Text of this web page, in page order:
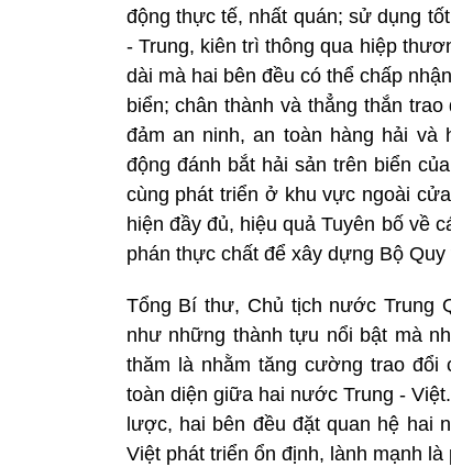
động thực tế, nhất quán; sử dụng
- Trung, kiên trì thông qua hiệp
dài mà hai bên đều có thể chấp
biển; chân thành và thẳng thắn
đảm an ninh, an toàn hàng hải
động đánh bắt hải sản trên biển
cùng phát triển ở khu vực ngoài
hiện đầy đủ, hiệu quả Tuyên bố về
phán thực chất để xây dựng Bộ
Tổng Bí thư, Chủ tịch nước Trung
như những thành tựu nổi bật mà
thăm là nhằm tăng cường trao
toàn diện giữa hai nước Trung -
lược, hai bên đều đặt quan hệ hai
Việt phát triển ổn định, lành mạnh